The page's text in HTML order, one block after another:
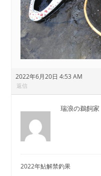
2022年6月20日 4:53 AM
返信
瑞浪の鵜飼家
2022年鮎解禁釣果